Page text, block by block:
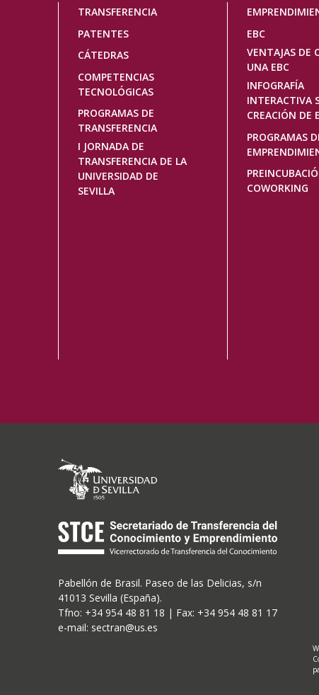
Navegación
principal
TRANSFERENCIA
PATENTES
CÁTEDRAS
COMPETENCIAS
TECNOLÓGICAS
PROGRAMAS DE
TRANSFERENCIA
I JORNADA DE
TRANSFERENCIA DE LA
UNIVERSIDAD DE
SEVILLA
EBC
VENTAJAS DE
UNA EBC
INFOGRAFÍA
INTERACTIVA
CREACIÓN DE
PROGRAMAS
COWORKING
Pabellón de Brasil. Paseo de las Delicias, s/n
41013 Sevilla (España).
Tfno: +34 954 48 81 18 | Fax: +34 954 48 81 17
e-mail: sectran@us.es